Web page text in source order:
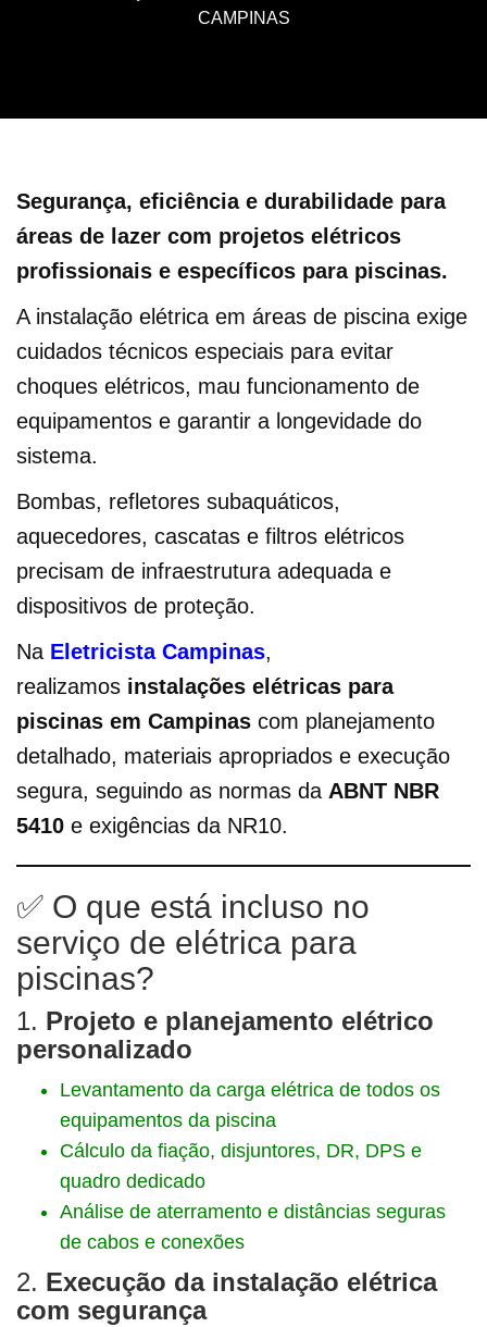
CAMPINAS
Segurança, eficiência e durabilidade para
áreas de lazer com projetos elétricos
profissionais e específicos para piscinas.
A instalação elétrica em áreas de piscina exige
cuidados técnicos especiais para evitar
choques elétricos, mau funcionamento de
equipamentos e garantir a longevidade do
sistema.
Bombas, refletores subaquáticos,
aquecedores, cascatas e filtros elétricos
precisam de infraestrutura adequada e
dispositivos de proteção.
Na Eletricista Campinas,
realizamos instalações elétricas para
piscinas em Campinas com planejamento
detalhado, materiais apropriados e execução
segura, seguindo as normas da ABNT NBR
5410 e exigências da NR10.
✅ O que está incluso no
serviço de elétrica para
piscinas?
1. Projeto e planejamento elétrico
personalizado
Levantamento da carga elétrica de todos os
equipamentos da piscina
Cálculo da fiação, disjuntores, DR, DPS e
quadro dedicado
Análise de aterramento e distâncias seguras
de cabos e conexões
2. Execução da instalação elétrica
com segurança